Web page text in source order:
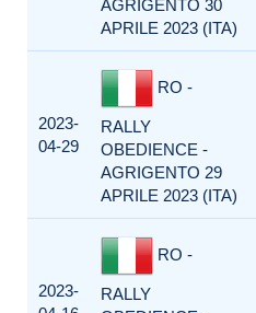
AGRIGENTO 30
APRILE 2023 (ITA)
2023-
04-29
RO -
RALLY
OBEDIENCE -
AGRIGENTO 29
APRILE 2023 (ITA)
2023-
RO -
RALLY